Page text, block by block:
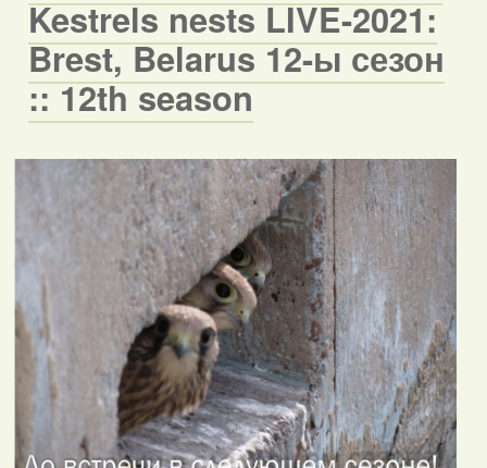
Kestrels nests LIVE-2021:
Brest, Belarus 12-ы сезон
:: 12th season